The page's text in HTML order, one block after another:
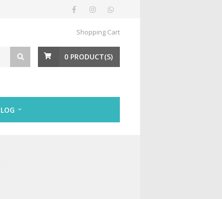
Shopping Cart
0 PRODUCT(S)